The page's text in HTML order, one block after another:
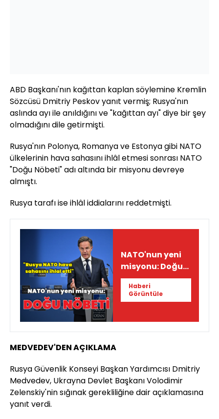
ABD Başkanı'nın kağıttan kaplan söylemine Kremlin
Sözcüsü Dmitriy Peskov yanıt vermiş; Rusya'nın
aslında ayı ile anıldığını ve "kağıttan ayı" diye bir şey
olmadığını dile getirmişti.
Rusya'nın Polonya, Romanya ve Estonya gibi NATO
ülkelerinin hava sahasını ihlâl etmesi sonrası NATO
"Doğu Nöbeti" adı altında bir misyonu devreye
almıştı.
Rusya tarafı ise ihlâl iddialarını reddetmişti.
NATO'nun yeni
misyonu: Doğu
Nöbeti
Haberi
Görüntüle
MEDVEDEV'DEN AÇIKLAMA
Rusya Güvenlik Konseyi Başkan Yardımcısı Dmitriy
Medvedev, Ukrayna Devlet Başkanı Volodimir
Zelenskiy'nin sığınak gerekliliğine dair açıklamasına
yanıt verdi.